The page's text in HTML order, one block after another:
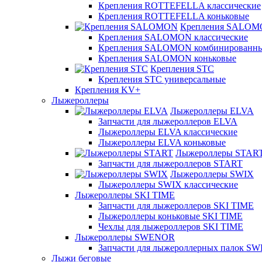
Крепления ROTTEFELLA классические
Крепления ROTTEFELLA коньковые
Крепления
Крепления SALOMON классические
Крепления SALOMON
Крепления SALOMON коньковые
Крепления STC
Крепления STC универсальные
Крепления KV+
Лыжероллеры
Лыжероллеры ELVA
Запчасти для лыжероллеров ELVA
Лыжероллеры ELVA классические
Лыжероллеры ELVA коньковые
Лыжероллеры
Запчасти для лыжероллеров START
Лыжероллеры SWIX
Лыжероллеры SWIX классические
Лыжероллеры SKI TIME
Запчасти для лыжероллеров SKI TIME
Лыжероллеры коньковые SKI TIME
Чехлы для лыжероллеров SKI TIME
Лыжероллеры SWENOR
Запчасти для лыжероллерных палок
Лыжи беговые